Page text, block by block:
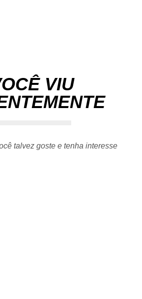
VIU
talvez goste e tenha interesse